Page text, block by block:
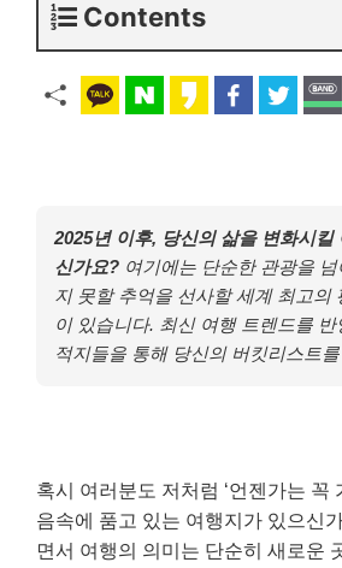
Contents
2025년 이후, 당신의 삶을 변화시킬
신가요? 여기에는 단순한 관광을
지 못할 추억을 선사할 세계 최고의
이 있습니다. 최신 여행 트렌드를
적지들을 통해 당신의 버킷리스트
혹시 여러분도 저처럼 ‘언젠가는 꼭
음속에 품고 있는 여행지가 있으신
면서 여행의 의미는 단순히 새로운